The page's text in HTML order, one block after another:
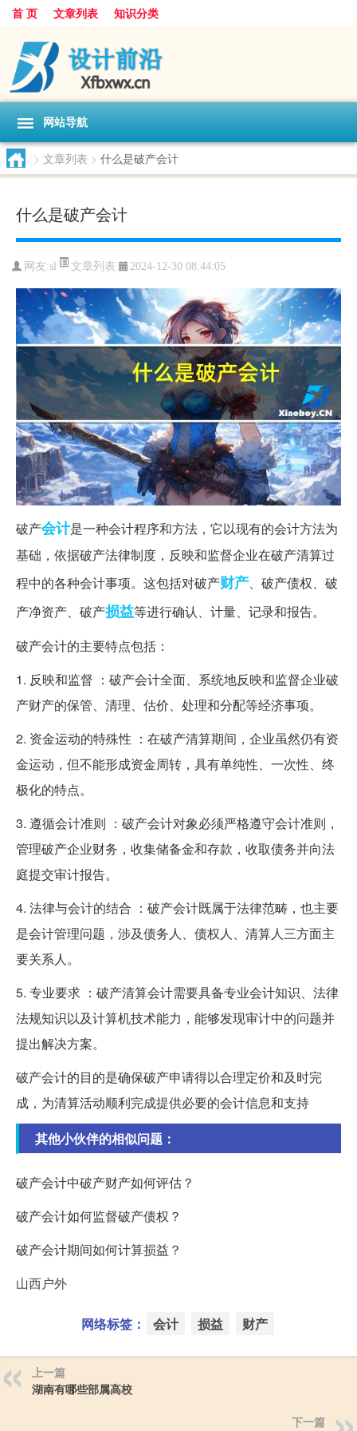
首 页 文章列表 知识分类
网站导航
> 文章列表 > 什么是破产会计
什么是破产会计
网友:sl 文章列表 2024-12-30 08:44:05
破产会计是一种会计程序和方法，它以现有的会计方法为
基础，依据破产法律制度，反映和监督企业在破产清算过
程中的各种会计事项。这包括对破产财产、破产债权、破
产净资产、破产损益等进行确认、计量、记录和报告。
破产会计的主要特点包括：
1. 反映和监督 ：破产会计全面、系统地反映和监督企业破
产财产的保管、清理、估价、处理和分配等经济事项。
2. 资金运动的特殊性 ：在破产清算期间，企业虽然仍有资
金运动，但不能形成资金周转，具有单纯性、一次性、终
极化的特点。
3. 遵循会计准则 ：破产会计对象必须严格遵守会计准则，
管理破产企业财务，收集储备金和存款，收取债务并向法
庭提交审计报告。
4. 法律与会计的结合 ：破产会计既属于法律范畴，也主要
是会计管理问题，涉及债务人、债权人、清算人三方面主
要关系人。
5. 专业要求 ：破产清算会计需要具备专业会计知识、法律
法规知识以及计算机技术能力，能够发现审计中的问题并
提出解决方案。
破产会计的目的是确保破产申请得以合理定价和及时完
成，为清算活动顺利完成提供必要的会计信息和支持
其他小伙伴的相似问题：
破产会计中破产财产如何评估？
破产会计如何监督破产债权？
破产会计期间如何计算损益？
山西户外
网络标签： 会计 损益 财产
上一篇
湖南有哪些部属高校
下一篇